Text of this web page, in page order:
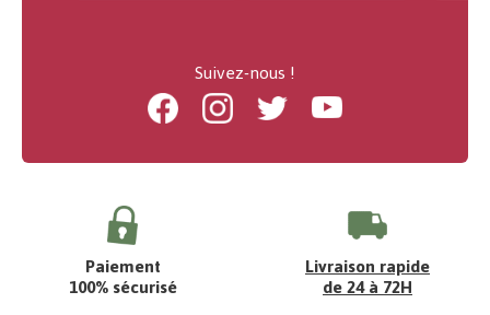
Suivez-nous !
FacebookInstagramTwitter Youtube
Paiement
100% sécurisé
Livraison rapide
de 24 à 72H